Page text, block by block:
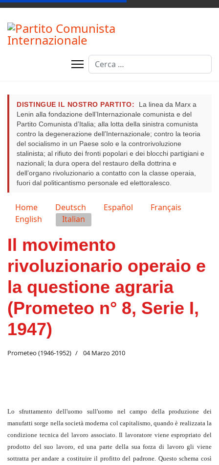
Cerca
DISTINGUE IL NOSTRO PARTITO:
La linea da Marx a
Lenin alla fondazione dell’Internazionale comunista e del
Partito Comunista d’Italia; alla lotta della sinistra comunista
contro la degenerazione dell’Internazionale; contro la teoria
del socialismo in un Paese solo e la controrivoluzione
stalinista; al rifiuto dei fronti popolari e dei blocchi partigiani e
nazionali; la dura opera del restauro della dottrina e
dell’organo rivoluzionario a contatto con la classe operaia,
fuori dal politicantismo personale ed elettoralesco.
Seleziona la tua lingua
Home Deutsch Español
Français
English
Italian
Il movimento
rivoluzionario operaio e
la questione agraria
(Prometeo n° 8, Serie I,
1947)
Prometeo (1946-1952) 04 Marzo 2010
Lo sfruttamento dell'uomo sull'uomo nel campo della produzione dei
manufatti sorge nella società moderna col capitalismo, quando è realizzata la
condizione tecnica del lavoro associato. Il lavoratore viene espropriato del
prodotto del suo lavoro, ed una parte della sua forza di lavoro gli viene
sottratta per andare a costituire il profitto del padrone. Questo schema così